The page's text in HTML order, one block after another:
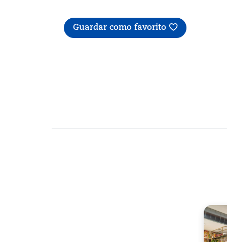
Guardar como favorito